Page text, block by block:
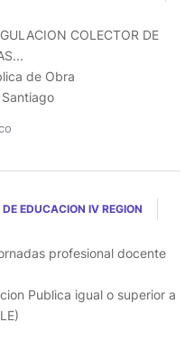
COLECTOR DE
de Obra
EDUCACION IV REGION
profesional docente
Publica igual o superior a